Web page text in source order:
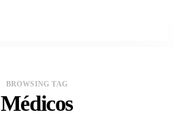
BROWSING TAG
Médicos